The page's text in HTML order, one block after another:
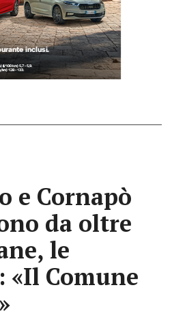
e Cornapò
da oltre
le
«Il Comune